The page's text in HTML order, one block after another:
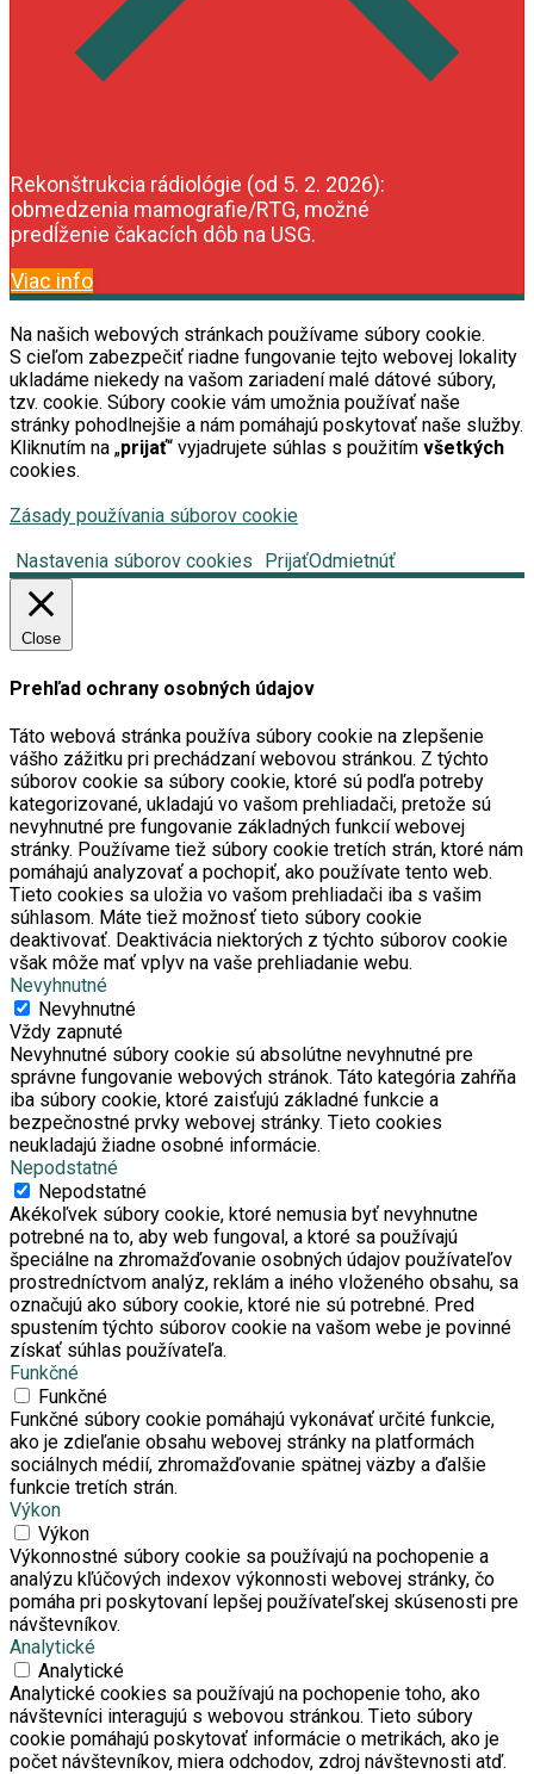
Rekonštrukcia rádiológie (od 5. 2. 2026):
obmedzenia mamografie/RTG, možné
predĺženie čakacích dôb na USG.
Viac info
Na našich webových stránkach používame súbory cookie.
S cieľom zabezpečiť riadne fungovanie tejto webovej lokality
ukladáme niekedy na vašom zariadení malé dátové súbory,
tzv. cookie. Súbory cookie vám umožnia používať naše
stránky pohodlnejšie a nám pomáhajú poskytovať naše služby.
Kliknutím na „prijať“ vyjadrujete súhlas s použitím všetkých
cookies.
Zásady používania súborov cookie
Nastavenia súborov cookies
PrijaťOdmietnúť
Close
Prehľad ochrany osobných údajov
Táto webová stránka používa súbory cookie na zlepšenie
vášho zážitku pri prechádzaní webovou stránkou. Z týchto
súborov cookie sa súbory cookie, ktoré sú podľa potreby
kategorizované, ukladajú vo vašom prehliadači, pretože sú
nevyhnutné pre fungovanie základných funkcií webovej
stránky. Používame tiež súbory cookie tretích strán, ktoré nám
pomáhajú analyzovať a pochopiť, ako používate tento web.
Tieto cookies sa uložia vo vašom prehliadači iba s vašim
súhlasom. Máte tiež možnosť tieto súbory cookie
deaktivovať. Deaktivácia niektorých z týchto súborov cookie
však môže mať vplyv na vaše prehliadanie webu.
Nevyhnutné
Nevyhnutné
Vždy zapnuté
Nevyhnutné súbory cookie sú absolútne nevyhnutné pre
správne fungovanie webových stránok. Táto kategória zahŕňa
iba súbory cookie, ktoré zaisťujú základné funkcie a
bezpečnostné prvky webovej stránky. Tieto cookies
neukladajú žiadne osobné informácie.
Nepodstatné
Nepodstatné
Akékoľvek súbory cookie, ktoré nemusia byť nevyhnutne
potrebné na to, aby web fungoval, a ktoré sa používajú
špeciálne na zhromažďovanie osobných údajov používateľov
prostredníctvom analýz, reklám a iného vloženého obsahu, sa
označujú ako súbory cookie, ktoré nie sú potrebné. Pred
spustením týchto súborov cookie na vašom webe je povinné
získať súhlas používateľa.
Funkčné
Funkčné
Funkčné súbory cookie pomáhajú vykonávať určité funkcie,
ako je zdieľanie obsahu webovej stránky na platformách
sociálnych médií, zhromažďovanie spätnej väzby a ďalšie
funkcie tretích strán.
Výkon
Výkon
Výkonnostné súbory cookie sa používajú na pochopenie a
analýzu kľúčových indexov výkonnosti webovej stránky, čo
pomáha pri poskytovaní lepšej používateľskej skúsenosti pre
návštevníkov.
Analytické
Analytické
Analytické cookies sa používajú na pochopenie toho, ako
návštevníci interagujú s webovou stránkou. Tieto súbory
cookie pomáhajú poskytovať informácie o metrikách, ako je
počet návštevníkov, miera odchodov, zdroj návštevnosti atď.